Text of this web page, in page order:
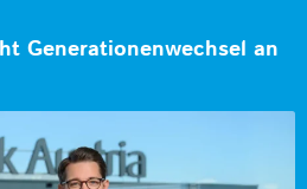
Generationenwechsel an